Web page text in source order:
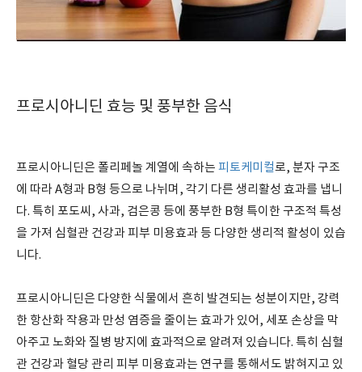
프로시아니딘 효능 및 풍부한 음식
프로시아니딘은 폴리페놀 계열에 속하는 피토케미컬로, 분자 구조
에 따라 A형과 B형 등으로 나뉘며, 각기 다른 생리활성 효과를 냅니
다. 특히 포도씨, 사과, 검은콩 등에 풍부한 B형 특이한 구조적 특성
을 가져 심혈관 건강과 피부 미용효과 등 다양한 생리적 활성이 있습
니다.
프로시아니딘은 다양한 식물에서 흔히 발견되는 성분이지만, 강력
한 항산화 작용과 만성 염증을 줄이는 효과가 있어, 세포 손상을 막
아주고 노화와 질병 방지에 효과적으로 알려져 있습니다. 특히 심혈
관 건강과 혈당 관리 피부 미용효과는 연구를 통해서도 밝혀지고 있